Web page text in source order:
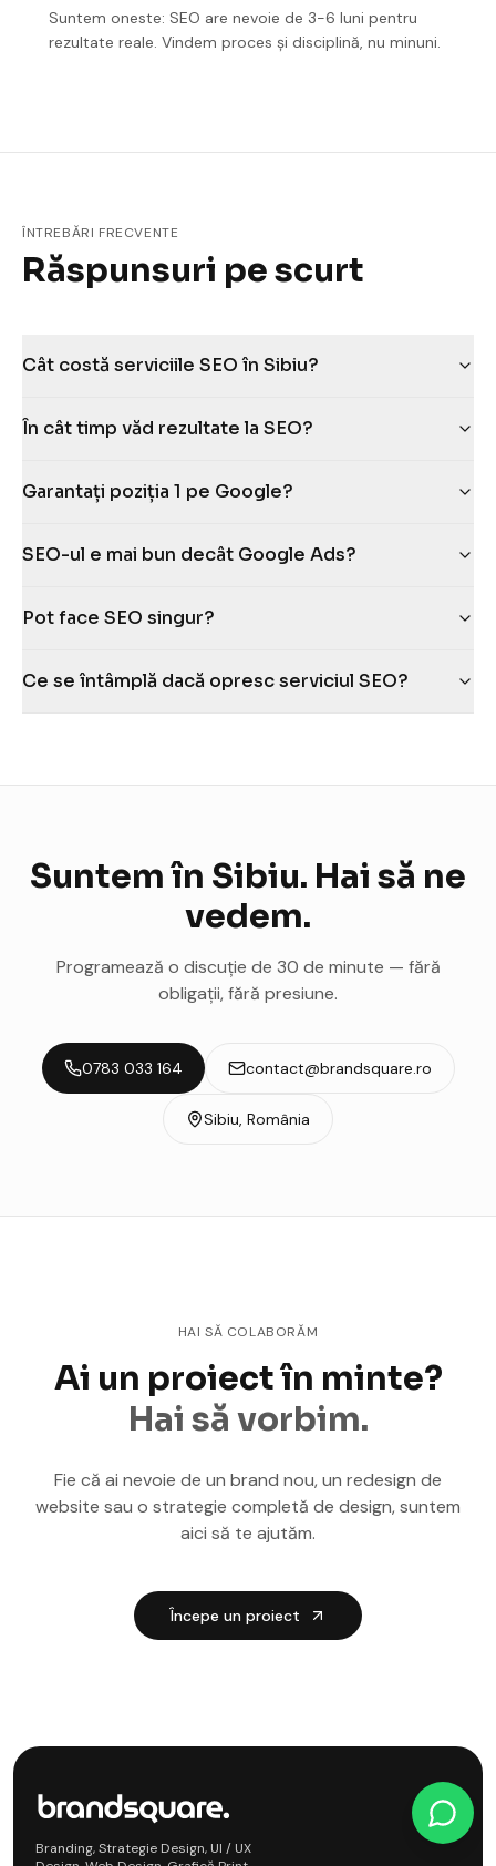
Suntem oneste: SEO are nevoie de 3-6 luni pentru
rezultate reale. Vindem proces și disciplină, nu minuni.
ÎNTREBĂRI FRECVENTE
Răspunsuri pe scurt
Cât costă serviciile SEO în Sibiu?
În cât timp văd rezultate la SEO?
Garantați poziția 1 pe Google?
SEO-ul e mai bun decât Google Ads?
Pot face SEO singur?
Ce se întâmplă dacă opresc serviciul SEO?
Suntem în Sibiu. Hai să ne
vedem.
Programează o discuție de 30 de minute — fără
obligații, fără presiune.
0783 033 164 contact@brandsquare.ro
Sibiu, România
HAI SĂ COLABORĂM
Ai un proiect în minte?
Hai să vorbim.
Fie că ai nevoie de un brand nou, un redesign de
website sau o strategie completă de design, suntem
aici să te ajutăm.
Începe un proiect
Branding, Strategie Design, UI / UX